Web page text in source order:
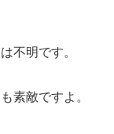
不明です。
素敵ですよ。